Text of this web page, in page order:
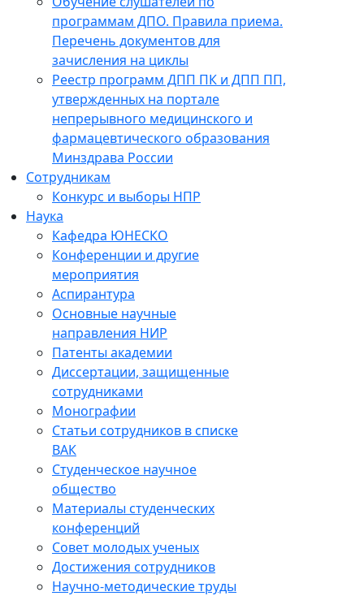
программам ДПО. Правила приема.
Перечень документов для
зачисления на циклы
Реестр программ ДПП ПК и ДПП ПП,
утвержденных на портале
непрерывного медицинского и
фармацевтического образования
Минздрава России
Сотрудникам
Конкурс и выборы НПР
Наука
Кафедра ЮНЕСКО
Конференции и другие
мероприятия
Аспирантура
Основные научные
направления НИР
Патенты академии
Диссертации, защищенные
сотрудниками
Монографии
Статьи сотрудников в списке
ВАК
Студенческое научное
общество
Материалы студенческих
конференций
Совет молодых ученых
Достижения сотрудников
Научно-методические труды